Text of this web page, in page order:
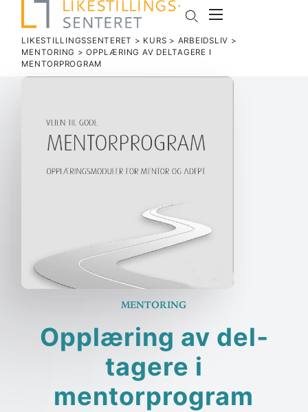
LIKESTILLINGSSENTERET > KURS > ARBEIDSLIV >
MENTORING >OPP­LÆRING AV DEL­TAGERE I
MENTORPROGRAM
Mentoring
Opp­læring av del­
tagere i
mentorprogram